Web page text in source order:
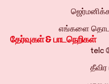
எங்களை
தேர்வுகள் & பாடநெறிகள்
telc
தீவிர